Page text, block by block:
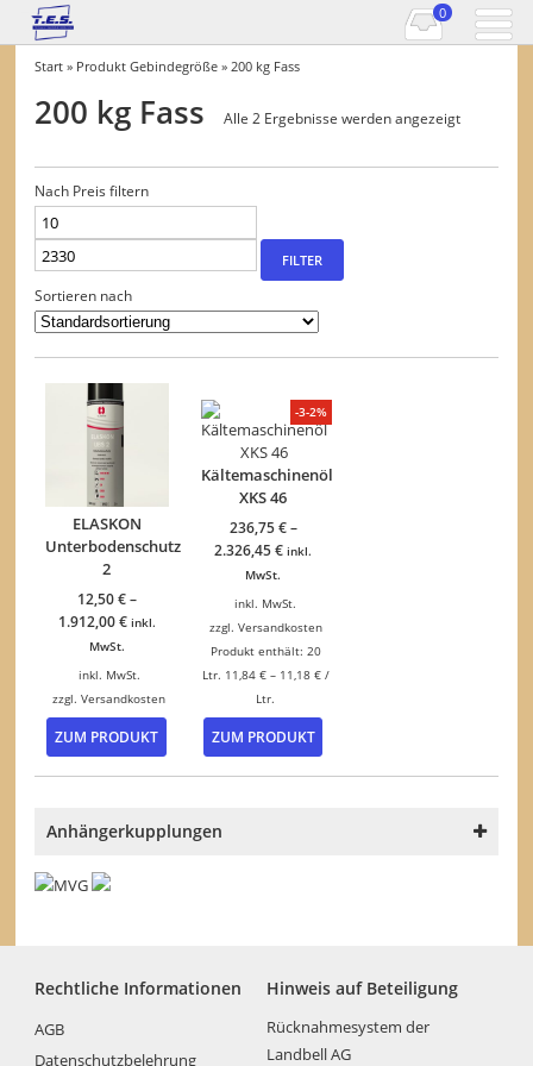
0
Start » Produkt Gebindegröße » 200 kg Fass
200 kg Fass Alle 2 Ergebnisse werden angezeigt
Nach Preis filtern
Min.
Preis
PreisFILTER
Sortieren nach
ELASKON
Unterbodenschutz
2
12,50€–
1.912,00€ inkl.
MwSt.
inkl. MwSt.
zzgl.Versandkosten
ZUM PRODUKT
Dieses
Produkt
auf.
gewählt
-3-2%
Kältemaschinenöl
XKS 46
236,75€–
2.326,45€ inkl.
MwSt.
inkl. MwSt.
zzgl. Versandkosten
Produkt enthält: 20
Ltr. 11,84 €– 11,18 €/
Ltr.
ZUM PRODUKT
Dieses
gewählt
Anhängerkupplungen
Rechtliche Informationen
AGB
Datenschutzbelehrung
Hinweis auf Beteiligung
Rücknahmesystem der
Landbell AG